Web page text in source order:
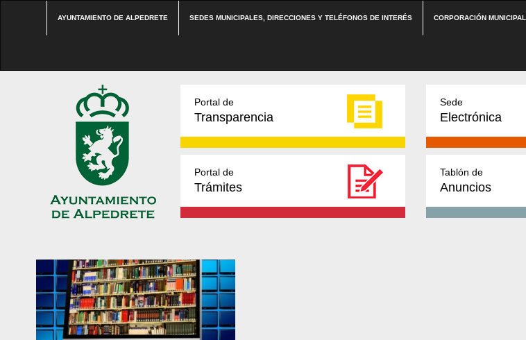
AYUNTAMIENTO DE ALPEDRETE SEDES MUNICIPALES, DIRECCIONES Y TELÉFONOS DE INTERÉS CORPORACIÓN MUNICIPAL
Portal de
Transparencia
Sede
Electrónica
Portal de
Trámites
Tablón de
Anuncios